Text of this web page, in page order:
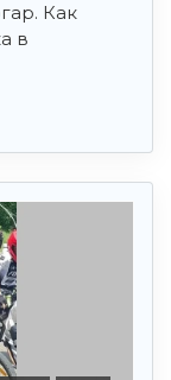
Как
в